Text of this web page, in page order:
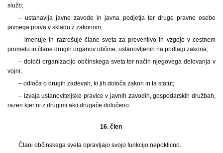
služb;
– ustanavlja javne zavode in javna podjetja ter druge pravne osebe
javnega prava v skladu z zakonom;
– imenuje in razrešuje člane sveta za preventivo in vzgojo v cestnem
prometu in člane drugih organov občine, ustanovljenih na podlagi zakona;
– določi organizacijo občinskega sveta ter način njegovega delovanja v
vojni;
– odloča o drugih zadevah, ki jih določa zakon in ta statut;
– izvaja ustanoviteljske pravice v javnih zavodih, gospodarskih družbah,
razen kjer ni z drugimi akti drugače določeno.
16. člen
Člani občinskega sveta opravljajo svojo funkcijo nepoklicno.